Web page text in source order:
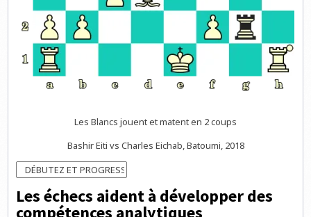
Les Blancs jouent et matent en 2 coups
Bashir Eiti vs Charles Eichab, Batoumi, 2018
Les échecs aident à développer des
compétences analytiques